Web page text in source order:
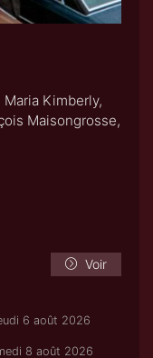
Kimberly,
Maisongrosse,
Voir
6 août 2026
8 août 2026